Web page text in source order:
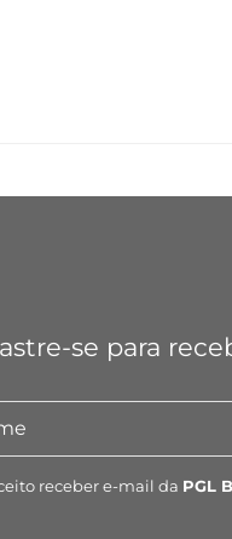
se para
receber e-mail da PGL